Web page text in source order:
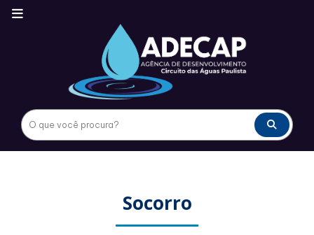
Socorro